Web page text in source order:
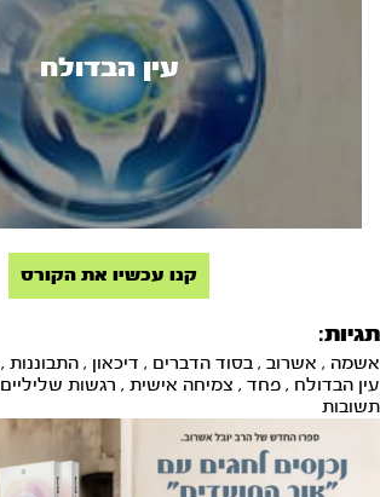
עין הבדולח
קנו עכשיו את הקורס
תגיות:
אשמה , אשרוב , בסוד הדברים , דיכאון , התבוננות ,
עין הבדולח , פחד , צמיחה אישית , רגשות שליליים
תשובות